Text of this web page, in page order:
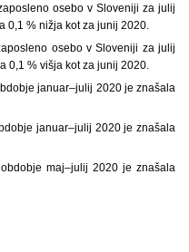
osebo v Sloveniji za julij
0,1 % nižja kot za junij 2020.
osebo v Sloveniji za julij
0,1 % višja kot za junij 2020.
januar–julij 2020 je znašala
januar–julij 2020 je znašala
maj–julij 2020 je znašala